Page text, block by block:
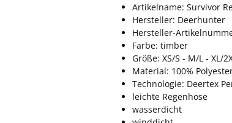
Artikelname: Survivor
Hersteller: Deerhunter
Hersteller-
Farbe: timber
Größe: XS/S - M/L - XL/
Material: 100%
Technologie: Deertex
leichte Regenhose
wasserdicht